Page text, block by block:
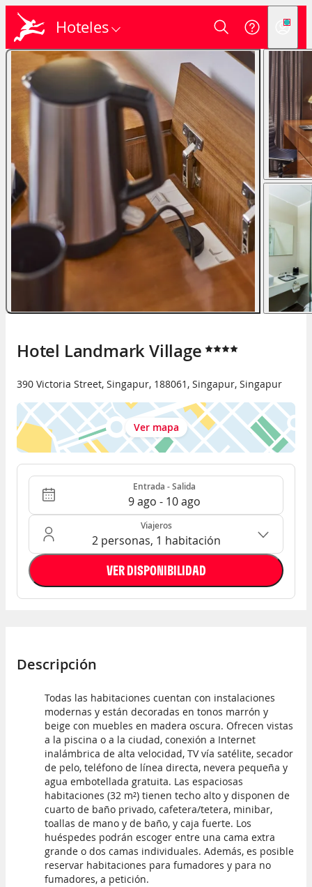
Hoteles
Hotel Landmark Village
390 Victoria Street, Singapur, 188061 , Singapur, Singapur
Ver mapa
Entrada - Salida Entrada - Salida
9 ago - 10 ago
Ocupación: 2 personas, 1 habitación
Viajeros
2 personas, 1 habitación
VER DISPONIBILIDAD
Descripción
Todas las habitaciones cuentan con instalaciones
modernas y están decoradas en tonos marrón y
beige con muebles en madera oscura. Ofrecen vistas
a la piscina o a la ciudad, conexión a Internet
inalámbrica de alta velocidad, TV vía satélite, secador
de pelo, teléfono de línea directa, nevera pequeña y
agua embotellada gratuita. Las espaciosas
habitaciones (32 m²) tienen techo alto y disponen de
cuarto de baño privado, cafetera/tetera, minibar,
toallas de mano y de baño, y caja fuerte. Los
huéspedes podrán escoger entre una cama extra
grande o dos camas individuales. Además, es posible
reservar habitaciones para fumadores y para no
fumadores, a petición.